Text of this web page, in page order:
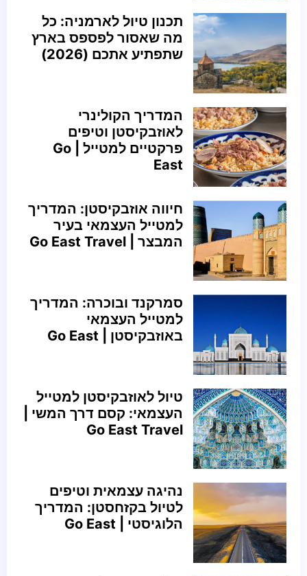
תכנון טיול לארמניה: כל
מה שאסור לפספס בארץ
שתפתיע אתכם (2026)
המדריך הקולינרי
לאוזבקיסטן וטיפים
פרקטיים למטייל | Go
East
חיווה אוזבקיסטן: המדריך
למטייל העצמאי בעיר
המבצר | Go East Travel
סמרקנד ובוכרה: המדריך
למטייל העצמאי
באוזבקיסטן | Go East
טיול לאוזבקיסטן למטייל
העצמאי: קסם דרך המשי |
Go East Travel
נהיגה עצמאית וטיפים
לטיול בקזחסטן: המדריך
הלוגיסטי | Go East